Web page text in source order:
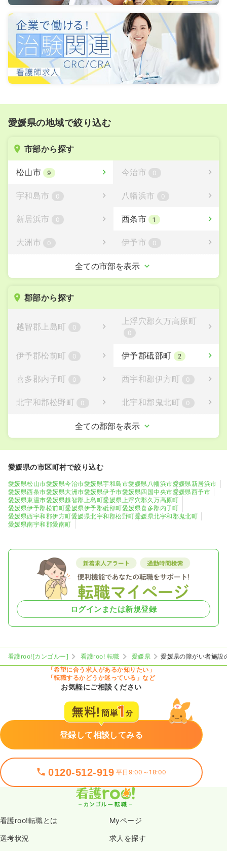
愛媛県の地域で絞り込む
市部から探す
松山市 9 今治市 0
宇和島市 0 八幡浜市 0
新居浜市 0 西条市 1
大洲市 0 伊予市 0
西予市
全ての市部を表示
郡部から探す
越智郡上島町 0
上浮穴郡久万高原町
0
伊予郡松前町 0 伊予郡砥部町 2
喜多郡内子町 0 西宇和郡伊方町 0
北宇和郡松野町 0 北宇和郡鬼北町 0
0
全ての郡部を表示
愛媛県の市区町村で絞り込む
愛媛県松山市愛媛県今治市愛媛県宇和島市愛媛県八幡浜市愛媛県新居浜市
愛媛県西条市愛媛県大洲市愛媛県伊予市愛媛県四国中央市愛媛県西予市
愛媛県東温市愛媛県越智郡上島町愛媛県上浮穴郡久万高原町
愛媛県伊予郡松前町愛媛県伊予郡砥部町愛媛県喜多郡内子町
愛媛県西宇和郡伊方町愛媛県北宇和郡松野町愛媛県北宇和郡鬼北町
愛媛県南宇和郡愛南町
ログインまたは新規登録
看護roo![カンゴルー] 看護roo! 転職 愛媛県
愛媛県の障がい者施設
「希望に合う求人があるか知りたい」
「転職するかどうか迷っている」など
お気軽にご相談ください
登録して相談してみる
0120-512-919 平日9:00～18:00
看護roo!転職とは Myページ
選考状況 求人を探す